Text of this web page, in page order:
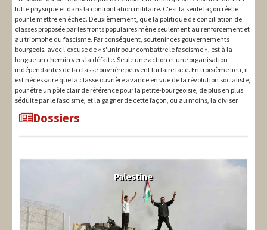
lutte physique et dans la confrontation militaire. C'est la seule façon réelle
pour le mettre en échec. Deuxièmement, que la politique de conciliation de
classes proposée par les fronts populaires mène seulement au renforcement et
au triomphe du fascisme. Par conséquent, soutenir ces gouvernements
bourgeois, avec l'excuse de « s'unir pour combattre le fascisme », est à la
longue un chemin vers la défaite. Seule une action et une organisation
indépendantes de la classe ouvrière peuvent lui faire face. En troisième lieu, il
est nécessaire que la classe ouvrière avance en vue de la révolution socialiste,
pour être un pôle clair de référence pour la petite-bourgeoisie, de plus en plus
séduite par le fascisme, et la gagner de cette façon, ou au moins, la diviser.
Dossiers
Palestine